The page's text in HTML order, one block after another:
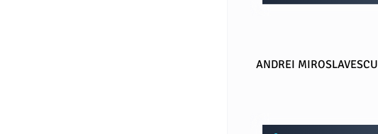
ANDREI MIROSLAVESCU